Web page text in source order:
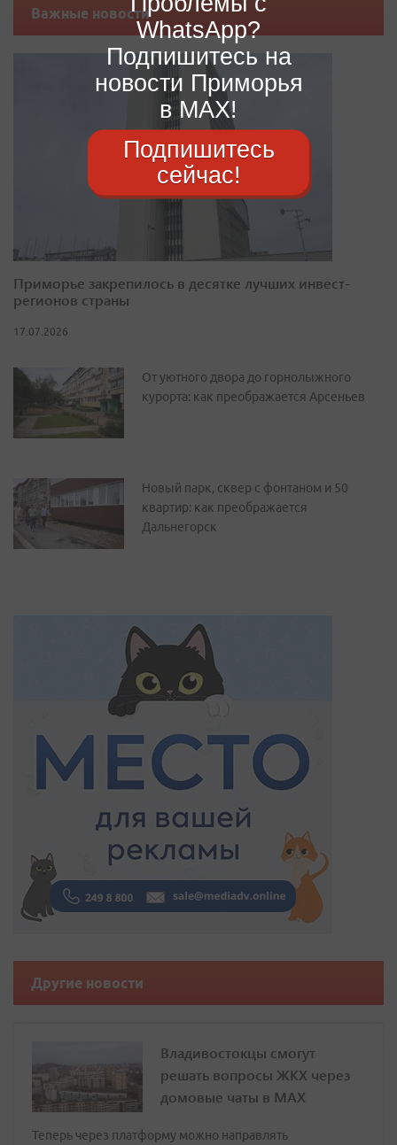
Важные новости
Приморье закрепилось в десятке лучших инвест-
регионов страны
17.07.2026
От уютного двора до горнолыжного
курорта: как преображается Арсеньев
Новый парк, сквер с фонтаном и 50
квартир: как преображается
Дальнегорск
Другие новости
Владивостокцы смогут
решать вопросы ЖКХ через
домовые чаты в МАХ
Теперь через платформу можно направлять
WhatsApp?
Подпишитесь на
новости Приморья
в MAX!
Подпишитесь
сейчас!